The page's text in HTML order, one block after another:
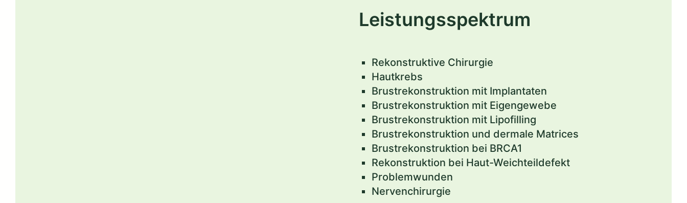
Leistungsspektrum
Rekonstruktive Chirurgie
Hautkrebs
Brustrekonstruktion mit Implantaten
Brustrekonstruktion mit Eigengewebe
Brustrekonstruktion mit Lipofilling
Brustrekonstruktion und dermale Matrices
Brustrekonstruktion bei BRCA1
Rekonstruktion bei Haut-Weichteildefekt
Problemwunden
Nervenchirurgie